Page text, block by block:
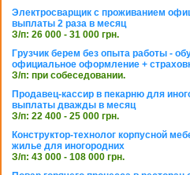
Электросварщик с проживанием
выплаты 2 раза в месяц
З/п: 26 000 - 31 000 грн.
Грузчик берем без опыта работы -
официальное оформление +
З/п: при собеседовании.
Продавец-кассир в пекарню для
выплаты дважды в месяц
З/п: 22 400 - 25 000 грн.
Конструктор-технолог корпусной
жилье для иногородних
З/п: 43 000 - 108 000 грн.